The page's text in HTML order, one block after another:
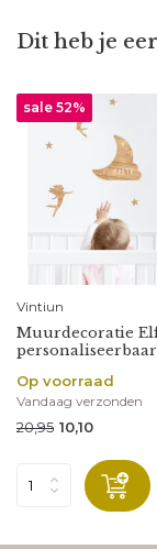
Dit heb je
sale 52%
Vintiun
Muurdecoratie
personaliseerbaar
Op voorraad
Vandaag verzonden
20,95 10,10